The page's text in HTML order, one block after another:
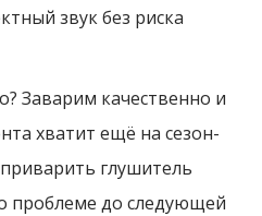
звук без риска
Заварим качественно и
хватит ещё на сезон-
глушитель
проблеме до следующей